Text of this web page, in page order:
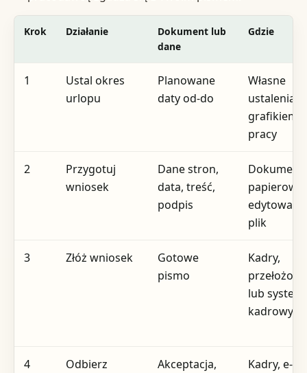
Krok Działanie
Dokument lub
dane
Gdzie
1
Ustal okres
urlopu
Planowane
daty od-do
Własne
ustalenia z
grafikiem
pracy
2
Przygotuj
wniosek
Dane stron,
data, treść,
podpis
Dokument
papierowy
plik
3 Złóż wniosek
Gotowe
pismo
Kadry,
przełożony
lub system
kadrowy
4
Odbierz
Akceptacja,
Kadry, e-